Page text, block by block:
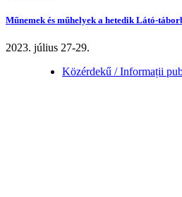
Műnemek és műhelyek a hetedik Látó-
2023. július 27-29.
Közérdekű / Informații